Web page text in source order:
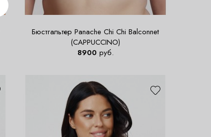
Бюстгальтер Panache Chi Chi Balconnet
(CAPPUCCINO)
8900 руб.